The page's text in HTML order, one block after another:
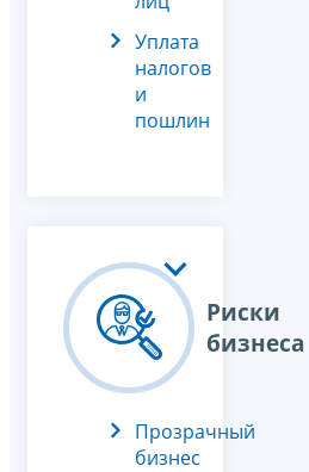
Уплата
налогов
и
пошлин
Риски
бизнеса
Прозрачный
бизнес